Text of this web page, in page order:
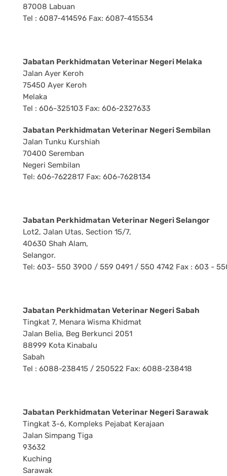
87008 Labuan
Tel : 6087-414596 Fax: 6087-415534
Jabatan Perkhidmatan Veterinar Negeri Melaka
Jalan Ayer Keroh
75450 Ayer Keroh
Melaka
Tel : 606-325103 Fax: 606-2327633
Jabatan Perkhidmatan Veterinar Negeri Sembilan
Jalan Tunku Kurshiah
70400 Seremban
Negeri Sembilan
Tel: 606-7622817 Fax: 606-7628134
Jabatan Perkhidmatan Veterinar Negeri Selangor
Lot2, Jalan Utas, Section 15/7,
40630 Shah Alam,
Selangor.
Tel: 603- 550 3900 / 559 0491 / 550 4742 Fax : 603 -
Jabatan Perkhidmatan Veterinar Negeri Sabah
Tingkat 7, Menara Wisma Khidmat
Jalan Belia, Beg Berkunci 2051
88999 Kota Kinabalu
Sabah
Tel : 6088-238415 / 250522 Fax: 6088-238418
Jabatan Perkhidmatan Veterinar Negeri Sarawak
Tingkat 3-6, Kompleks Pejabat Kerajaan
Jalan Simpang Tiga
93632
Kuching
Sarawak